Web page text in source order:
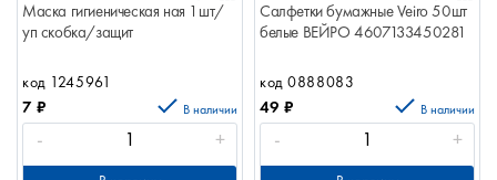
Маска гигиеническая ная 1шт/
уп скобка/защит
код 1245961
7 ₽ В наличии
- +
Салфетки бумажные Veiro 50шт
белые ВЕЙРО 4607133450281
код 0888083
49 ₽ В наличии
- +